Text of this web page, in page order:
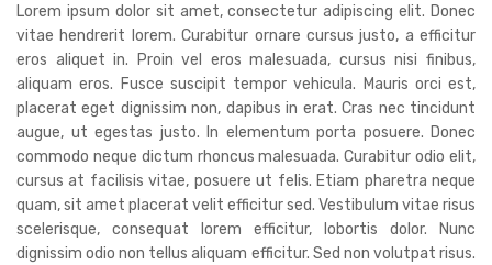
Lorem ipsum dolor sit amet, consectetur adipiscing elit. Donec
vitae hendrerit lorem. Curabitur ornare cursus justo, a efficitur
eros aliquet in. Proin vel eros malesuada, cursus nisi finibus,
aliquam eros. Fusce suscipit tempor vehicula. Mauris orci est,
placerat eget dignissim non, dapibus in erat. Cras nec tincidunt
augue, ut egestas justo. In elementum porta posuere. Donec
commodo neque dictum rhoncus malesuada. Curabitur odio elit,
cursus at facilisis vitae, posuere ut felis. Etiam pharetra neque
quam, sit amet placerat velit efficitur sed. Vestibulum vitae risus
scelerisque, consequat lorem efficitur, lobortis dolor. Nunc
dignissim odio non tellus aliquam efficitur. Sed non volutpat risus.